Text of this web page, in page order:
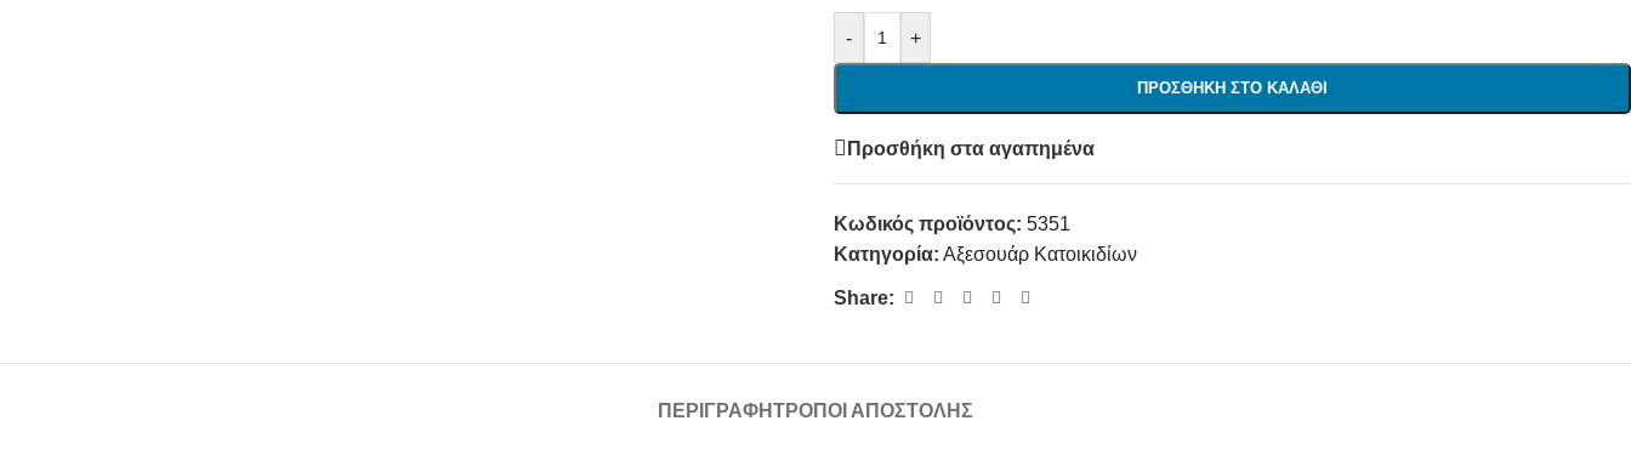
- +
ΠΡΟΣΘΉΚΗ ΣΤΟ ΚΑΛΆΘΙ
Προσθήκη στα αγαπημένα
Κωδικός προϊόντος: 5351
Κατηγορία: Αξεσουάρ Κατοικιδίων
Share:
ΠΕΡΙΓΡΑΦΉΤΡΌΠΟΙ ΑΠΟΣΤΟΛΉΣ